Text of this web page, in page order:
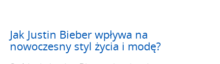
Jak Justin Bieber wpływa na
nowoczesny styl życia i modę?